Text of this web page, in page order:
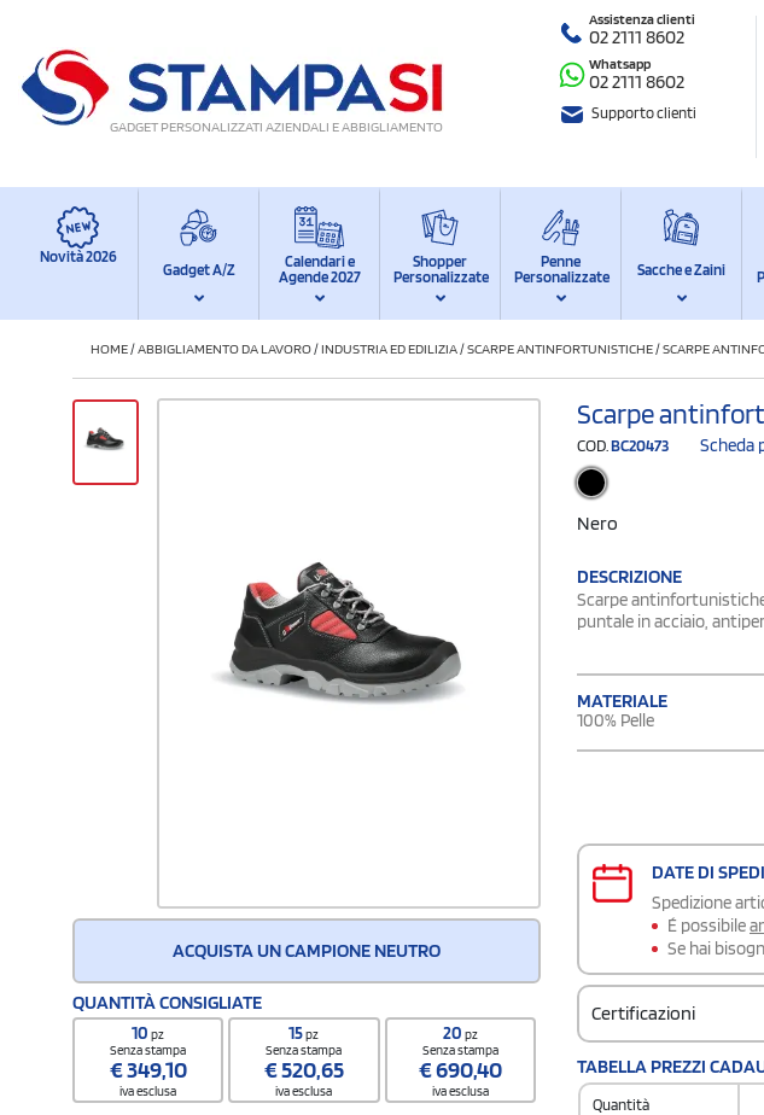
GADGET PERSONALIZZATI AZIENDALI E ABBIGLIAMENTO
Assistenza clienti
02 2111 8602
Whatsapp
02 2111 8602
Supporto clienti
Novità 2026
Gadget A/Z
Calendari e
Agende 2027
Shopper
Personalizzate
Penne
Personalizzate
Sacche e Zaini
HOME/ABBIGLIAMENTO DA LAVORO/INDUSTRIA ED EDILIZIA/SCARPE ANTINFORTUNISTICHE/SCARPE
ACQUISTA UN CAMPIONE NEUTRO
QUANTITÀ CONSIGLIATE
10pz
Senza stampa
€349,10
iva esclusa
15pz
Senza stampa
€520,65
iva esclusa
20 pz
Senza stampa
€690,40
iva esclusa
Scarpe
COD. BC20473 Scheda
Nero
DESCRIZIONE
Scarpe
puntale in acciaio,
MATERIALE
100% Pelle
DATE DI
Spedizione
É possibile
Se hai
Certificazioni
certificazione.pdf >
TABELLA PREZZI
Quantità